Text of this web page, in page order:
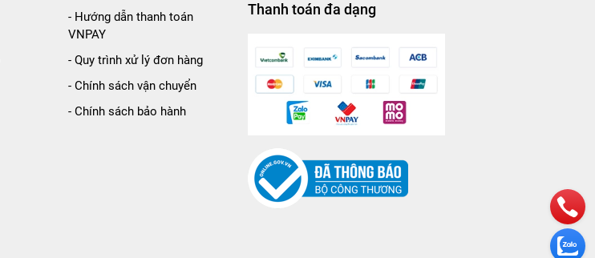
- Hướng dẫn thanh toán
VNPAY
- Quy trình xử lý đơn hàng
- Chính sách vận chuyển
- Chính sách bảo hành
Thanh toán đa dạng